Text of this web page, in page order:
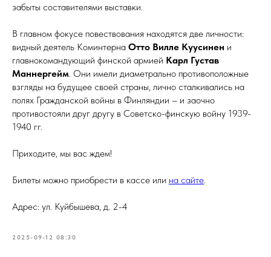
забыты составителями выставки.
В главном фокусе повествования находятся две личности:
видный деятель Коминтерна Отто Вилле Куусинен и
главнокомандующий финской армией Карл Густав
Маннергейм . Они имели диаметрально противоположные
взгляды на будущее своей страны, лично сталкивались на
полях Гражданской войны в Финляндии – и заочно
противостояли друг другу в Советско-финскую войну 1939-
1940 гг.
Приходите, мы вас ждем!
Билеты можно приобрести в кассе или на сайте
Адрес: ул. Куйбышева, д. 2-4
2025-09-12 08:30